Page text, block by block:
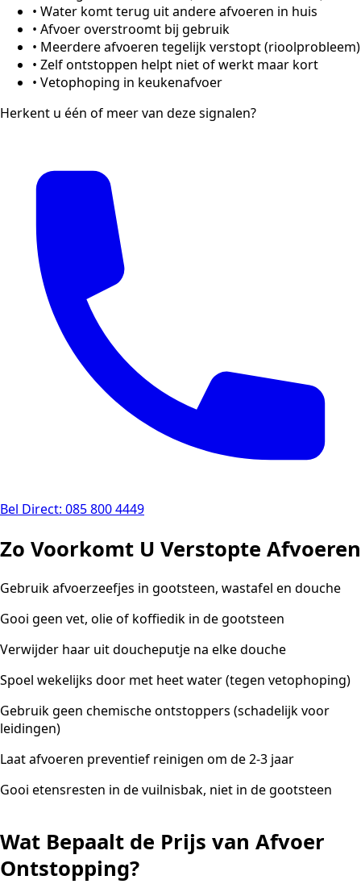
• Water komt terug uit andere afvoeren in huis
• Afvoer overstroomt bij gebruik
• Meerdere afvoeren tegelijk verstopt (rioolprobleem)
• Zelf ontstoppen helpt niet of werkt maar kort
• Vetophoping in keukenafvoer
Herkent u één of meer van deze signalen?
Bel Direct: 085 800 4449
Zo Voorkomt U Verstopte Afvoeren
Gebruik afvoerzeefjes in gootsteen, wastafel en douche
Gooi geen vet, olie of koffiedik in de gootsteen
Verwijder haar uit doucheputje na elke douche
Spoel wekelijks door met heet water (tegen vetophoping)
Gebruik geen chemische ontstoppers (schadelijk voor
leidingen)
Laat afvoeren preventief reinigen om de 2-3 jaar
Gooi etensresten in de vuilnisbak, niet in de gootsteen
Wat Bepaalt de Prijs van Afvoer
Ontstopping?